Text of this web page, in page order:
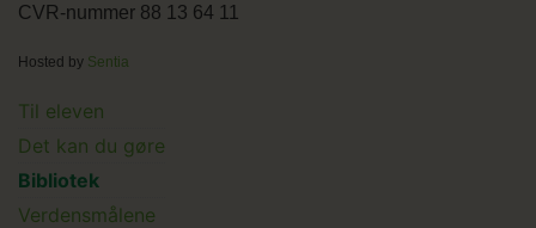
CVR-nummer 88 13 64 11
Hosted by Sentia
Main
menu
Til eleven
Det kan du gøre
Bibliotek
Verdensmålene